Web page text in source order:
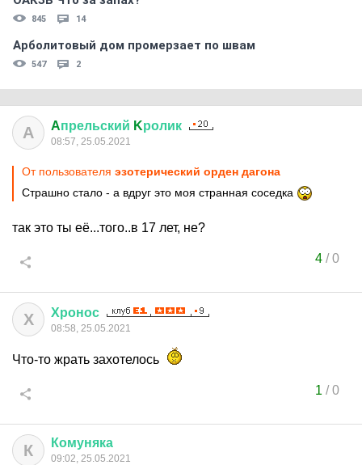
845 14
Арболитовый дом промерзает по швам
547 2
A Aпрельский Kролик
08:57, 25.05.2021
От пользователя эзотeричecкий оpдeн дaгoнa
Страшно стало - а вдруг это моя странная соседка
так это ты её...того..в 17 лет, не?
4/0
Х Хронос
08:58, 25.05.2021
Что-то жрать захотелось
1 /0
К Комуняка
09:02, 25.05.2021